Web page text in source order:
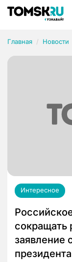
Главная Новости
Интересное
сокращать
заявление